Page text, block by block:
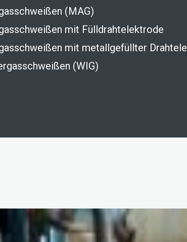
(MAG)
mit Fülldrahtelektrode
mit metallgefüllter
(WIG)